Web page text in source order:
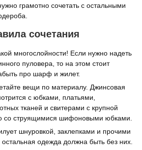
грамотно сочетать с остальными
сочетания
многослойности! Если нужно надеть
пуловера, то на этом стоит
про шарф и жилет.
вещи по материалу. Джинсовая
с юбками, платьями,
тканей и свитерами с крупной
со струящимися шифоновыми юбками.
шнуровкой, заклепками и прочими
одежда должна быть без них.